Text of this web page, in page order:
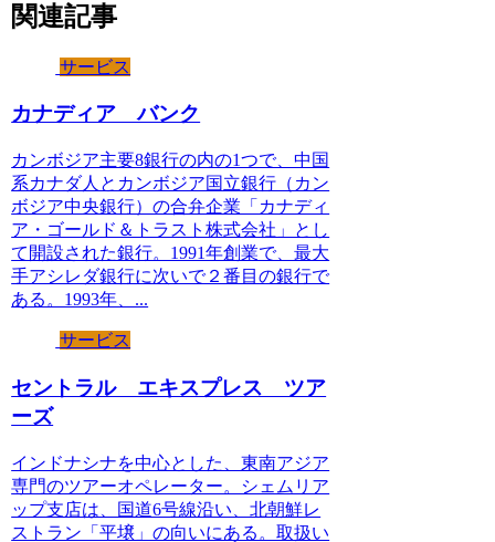
関連記事
サービス
カナディア バンク
カンボジア主要8銀行の内の1つで、中国
系カナダ人とカンボジア国立銀行（カン
ボジア中央銀行）の合弁企業「カナディ
ア・ゴールド＆トラスト株式会社」とし
て開設された銀行。1991年創業で、最大
手アシレダ銀行に次いで２番目の銀行で
ある。1993年、...
サービス
セントラル エキスプレス ツア
ーズ
インドナシナを中心とした、東南アジア
専門のツアーオペレーター。シェムリア
ップ支店は、国道6号線沿い、北朝鮮レ
ストラン「平壌」の向いにある。取扱い